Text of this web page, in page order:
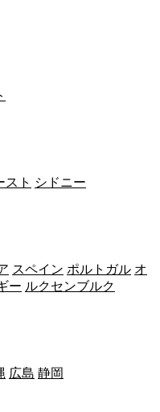
スト シドニー
スペイン ポルトガル オ
ー ルクセンブルク
広島 静岡